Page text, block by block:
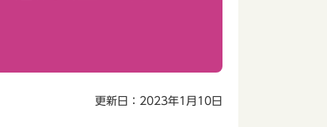
更新日：2023年1月10日